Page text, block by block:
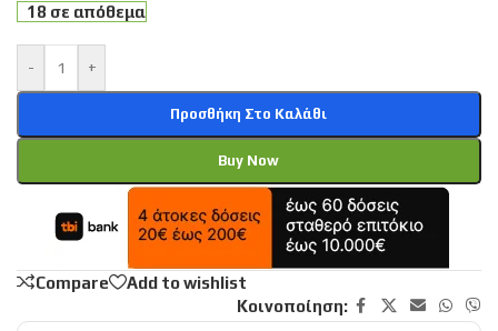
18 σε απόθεμα
- +
Προσθήκη Στο Καλάθι
Buy Now
Compare
Add to wishlist
Κοινοποίηση: